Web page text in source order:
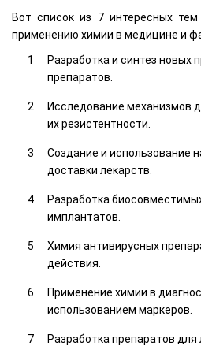
Вот список из 7 интересных
применению химии в медицине и
Разработка и синтез новых
препаратов.
Исследование механизмов
их резистентности.
Создание и использование
доставки лекарств.
Разработка
имплантатов.
Химия антивирусных
действия.
Применение химии в
использованием маркеров.
Разработка препаратов для